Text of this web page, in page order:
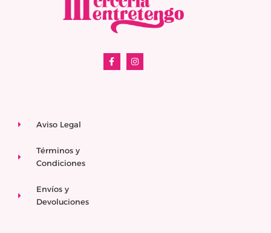
Aviso Legal
Términos y
Condiciones
Envíos y
Devoluciones